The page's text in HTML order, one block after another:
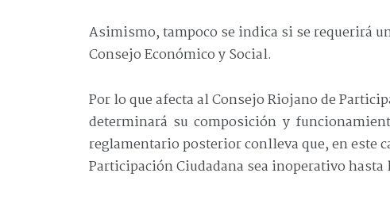
Asimismo, tampoco se indica si se requerirá
Consejo Económico y Social.
Por lo que afecta al Consejo Riojano de
determinará su composición y
reglamentario posterior conlleva que, en este
Participación Ciudadana sea inoperativo